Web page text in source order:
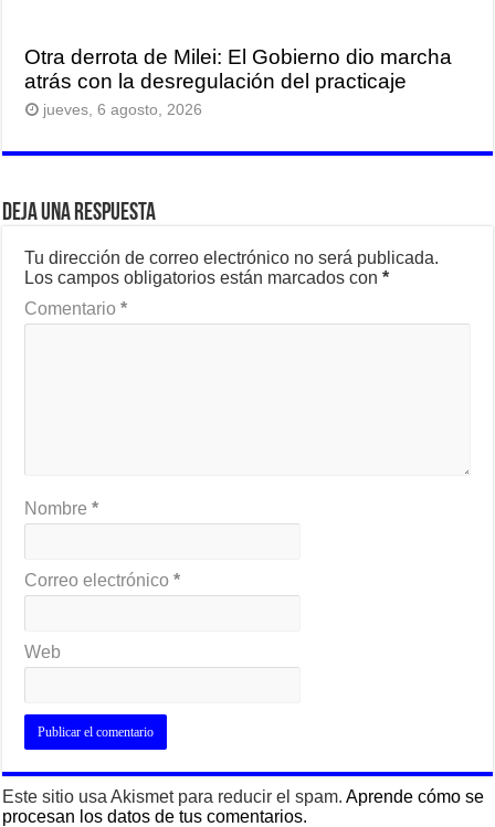
Otra derrota de Milei: El Gobierno dio marcha
atrás con la desregulación del practicaje
jueves, 6 agosto, 2026
Deja una respuesta
Tu dirección de correo electrónico no será publicada.
Los campos obligatorios están marcados con*
Comentario*
Nombre*
Correo electrónico*
Web
Este sitio usa Akismet para reducir el spam.Aprende cómo se
procesan los datos de tus comentarios.